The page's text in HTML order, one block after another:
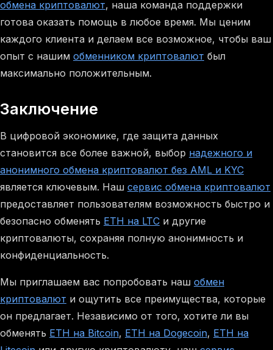
обмена криптовалют, наша команда поддержки
готова оказать помощь в любое время. Мы ценим
каждого клиента и делаем все возможное, чтобы ваш
опыт с нашим обменником криптовалют был
максимально положительным.
Заключение
В цифровой экономике, где защита данных
становится все более важной, выбор надежного и
анонимного обмена криптовалют без AML и KYC
является ключевым. Наш сервис обмена криптовалют
предоставляет пользователям возможность быстро и
безопасно обменять ETH на LTC и другие
криптовалюты, сохраняя полную анонимность и
конфиденциальность.
Мы приглашаем вас попробовать наш обмен
криптовалют и ощутить все преимущества, которые
он предлагает. Независимо от того, хотите ли вы
обменять ETH на Bitcoin, ETH на Dogecoin, ETH на